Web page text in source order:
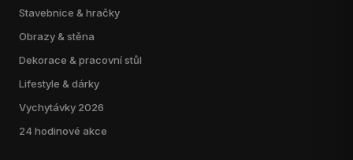
Stavebnice & hračky
Obrazy & stěna
Dekorace & pracovní stůl
Lifestyle & dárky
Vychytávky 2026
24 hodinové akce